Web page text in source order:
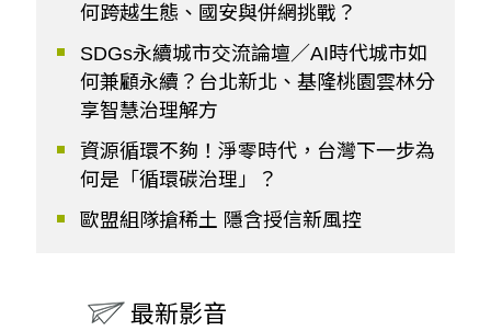
何跨越生態、國安與併網挑戰？
SDGs永續城市交流論壇／AI時代城市如
何兼顧永續？台北新北、基隆桃園雲林分
享智慧治理解方
資源循環不夠！淨零時代，台灣下一步為
何是「循環碳治理」？
歐盟組隊搶稀土 隱含授信新風控
最新影音